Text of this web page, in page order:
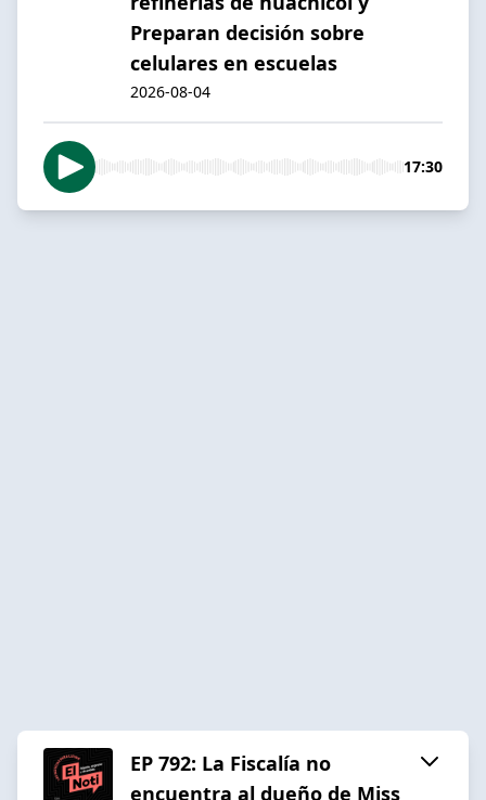
Preparan decisión sobre
celulares en escuelas
2026-08-04
17:30
EP 792: La Fiscalía no
encuentra al dueño de Miss